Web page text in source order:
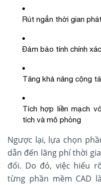
Rút ngắn thời gian
Đảm bảo tính chính
Tăng khả năng cộng
Tích hợp liền mạch
tích và mô phỏng
Ngược lại, lựa chọn
dẫn đến lãng phí thời
đổi. Do đó, việc hiểu
từng phần mềm CAD